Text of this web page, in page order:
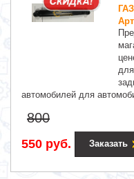
автомобилей для
800
550 руб. Заказать